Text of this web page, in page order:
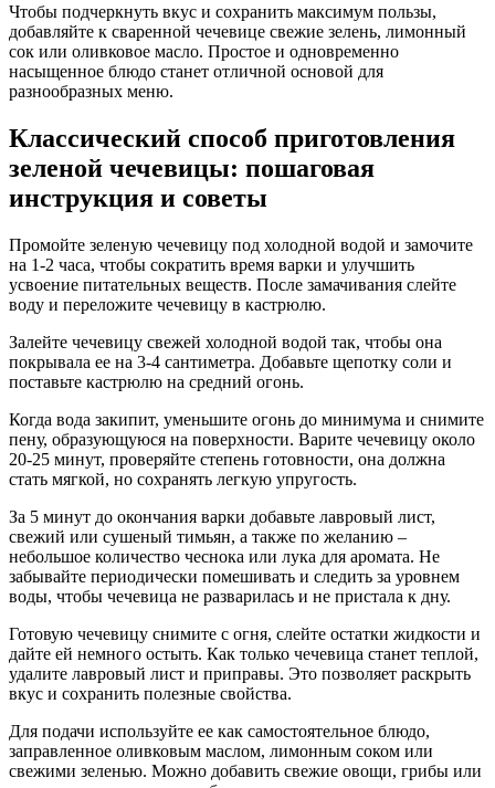
Чтобы подчеркнуть вкус и сохранить максимум пользы,
добавляйте к сваренной чечевице свежие зелень, лимонный
сок или оливковое масло. Простое и одновременно
насыщенное блюдо станет отличной основой для
разнообразных меню.
Классический способ приготовления
зеленой чечевицы: пошаговая
инструкция и советы
Промойте зеленую чечевицу под холодной водой и замочите
на 1-2 часа, чтобы сократить время варки и улучшить
усвоение питательных веществ. После замачивания слейте
воду и переложите чечевицу в кастрюлю.
Залейте чечевицу свежей холодной водой так, чтобы она
покрывала ее на 3-4 сантиметра. Добавьте щепотку соли и
поставьте кастрюлю на средний огонь.
Когда вода закипит, уменьшите огонь до минимума и снимите
пену, образующуюся на поверхности. Варите чечевицу около
20-25 минут, проверяйте степень готовности, она должна
стать мягкой, но сохранять легкую упругость.
За 5 минут до окончания варки добавьте лавровый лист,
свежий или сушеный тимьян, а также по желанию –
небольшое количество чеснока или лука для аромата. Не
забывайте периодически помешивать и следить за уровнем
воды, чтобы чечевица не разварилась и не пристала к дну.
Готовую чечевицу снимите с огня, слейте остатки жидкости и
дайте ей немного остыть. Как только чечевица станет теплой,
удалите лавровый лист и приправы. Это позволяет раскрыть
вкус и сохранить полезные свойства.
Для подачи используйте ее как самостоятельное блюдо,
заправленное оливковым маслом, лимонным соком или
свежими зеленью. Можно добавить свежие овощи, грибы или